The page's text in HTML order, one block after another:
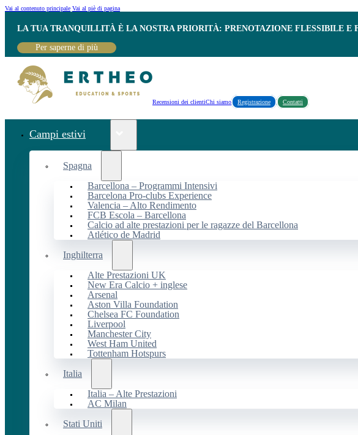
Vai al contenuto principale Vai al piè di pagina
LA TUA TRANQUILLITÀ È LA NOSTRA PRIORITÀ: PRENOTAZIONE FLESSIBILE E
Per saperne di più
Recensioni dei clientiChi siamo Registrazione Contatti
Campi estivi
Spagna
Barcellona – Programmi Intensivi
Barcelona Pro-clubs Experience
Valencia – Alto Rendimento
FCB Escola – Barcellona
Calcio ad alte prestazioni per le ragazze del Barcellona
Atlético de Madrid
Inghilterra
Alte Prestazioni UK
New Era Calcio + inglese
Arsenal
Aston Villa Foundation
Chelsea FC Foundation
Liverpool
Manchester City
West Ham United
Tottenham Hotspurs
Italia
Italia – Alte Prestazioni
AC Milan
Stati Uniti